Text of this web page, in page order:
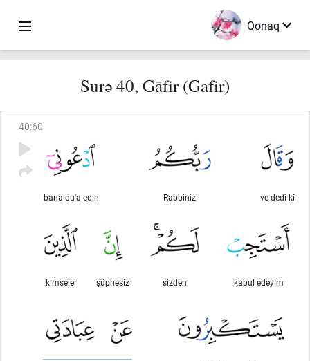
Qonaq
Surə 40, Gāfir (Gafir)
40:60
ve dedi ki
Rabbiniz
bana du'a edin
kabul edeyim
sizden
şüphesiz
kimseler